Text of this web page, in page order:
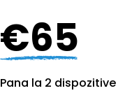
€65
Pana la 2 dispozitive